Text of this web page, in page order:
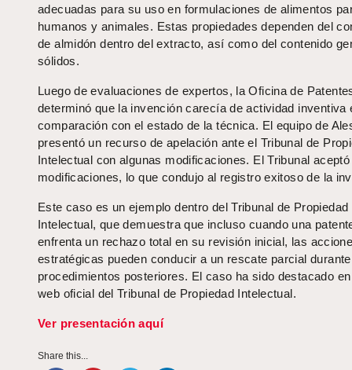
adecuadas para su uso en formulaciones de alimentos
humanos y animales. Estas propiedades dependen del
de almidón dentro del extracto, así como del contenido
sólidos.
Luego de evaluaciones de expertos, la Oficina de
determinó que la invención carecía de actividad inventiva
comparación con el estado de la técnica. El equipo de
presentó un recurso de apelación ante el Tribunal de
Intelectual con algunas modificaciones. El Tribunal
modificaciones, lo que condujo al registro exitoso de la
Este caso es un ejemplo dentro del Tribunal de Propiedad
Intelectual, que demuestra que incluso cuando una
enfrenta un rechazo total en su revisión inicial, las
estratégicas pueden conducir a un rescate parcial durante
procedimientos posteriores. El caso ha sido destacado
web oficial del Tribunal de Propiedad Intelectual.
Ver presentación aquí
Share this...